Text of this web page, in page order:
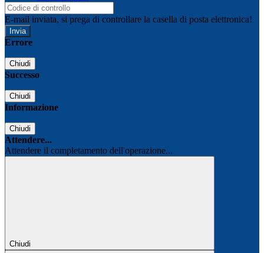
E-mail inviata, si prega di controllare la casella di posta elettronica!
Errore
Chiudi
Successo
Chiudi
Informazione
Chiudi
Attendere...
Attendere il completamento dell'operazione...
Chiudi